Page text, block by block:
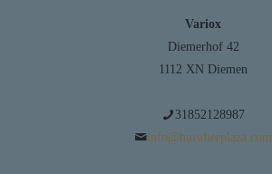
Variox
Diemerhof 42
1112 XN Diemen
31852128987
info@huisdierplaza.com